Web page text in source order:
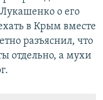
о его
в Крым вместе
разъяснил, что
отдельно, а мухи